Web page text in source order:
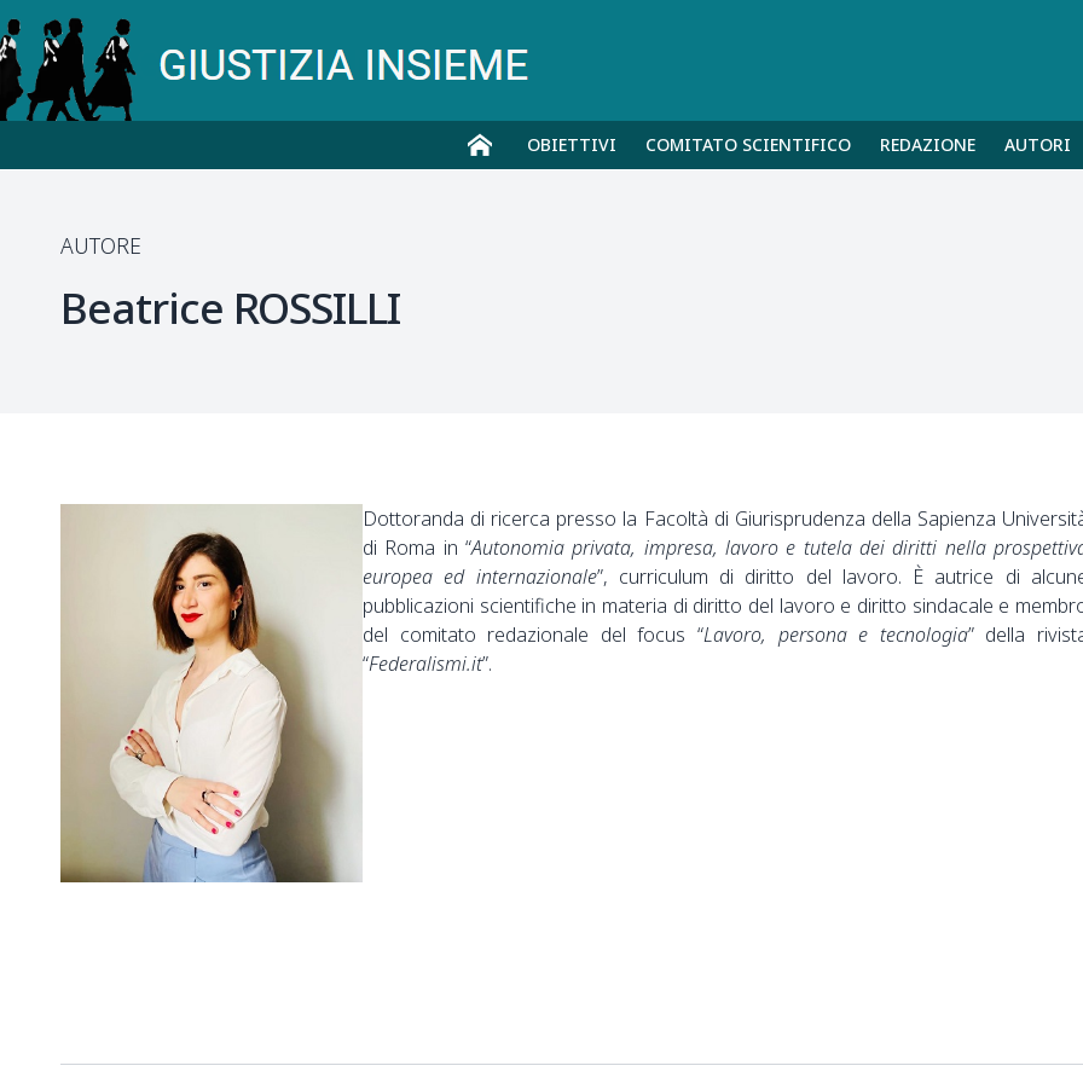
OBIETTIVI COMITATO SCIENTIFICO REDAZIONE AUTORI
AUTORE
Beatrice ROSSILLI
Dottoranda di ricerca presso la Facoltà di Giurisprudenza della Sapienza
di Roma in “Autonomia privata, impresa, lavoro e tutela dei diritti nella
europea ed internazionale”, curriculum di diritto del lavoro. È autrice di
pubblicazioni scientifiche in materia di diritto del lavoro e diritto sindacale e
del comitato redazionale del focus “Lavoro, persona e tecnologia” della
“Federalismi.it”.